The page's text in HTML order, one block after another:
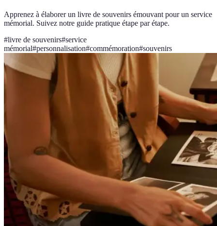
Apprenez à élaborer un livre de souvenirs émouvant pour un service
mémorial. Suivez notre guide pratique étape par étape.
#livre de souvenirs#service
mémorial#personnalisation#commémoration#souvenirs